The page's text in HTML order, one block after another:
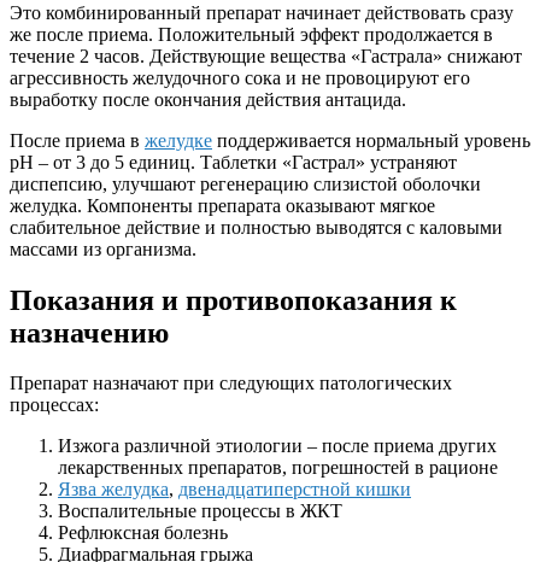
Это комбинированный препарат начинает действовать сразу
же после приема. Положительный эффект продолжается в
течение 2 часов. Действующие вещества «Гастрала» снижают
агрессивность желудочного сока и не провоцируют его
выработку после окончания действия антацида.
После приема в желудке поддерживается нормальный уровень
рН – от 3 до 5 единиц. Таблетки «Гастрал» устраняют
диспепсию, улучшают регенерацию слизистой оболочки
желудка. Компоненты препарата оказывают мягкое
слабительное действие и полностью выводятся с каловыми
массами из организма.
Показания и противопоказания к
назначению
Препарат назначают при следующих патологических
процессах:
Изжога различной этиологии – после приема других
лекарственных препаратов, погрешностей в рационе
Язва желудка, двенадцатиперстной кишки
Воспалительные процессы в ЖКТ
Рефлюксная болезнь
Диафрагмальная грыжа